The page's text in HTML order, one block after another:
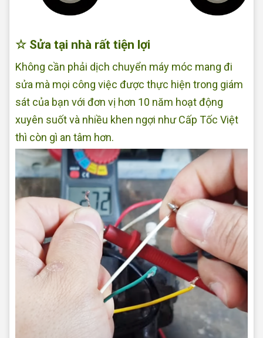
☆ Sửa tại nhà rất tiện lợi
Không cần phải dịch chuyển máy móc mang đi
sửa mà mọi công việc được thực hiện trong giám
sát của bạn với đơn vị hơn 10 năm hoạt động
xuyên suốt và nhiều khen ngợi như Cấp Tốc Việt
thì còn gì an tâm hơn.